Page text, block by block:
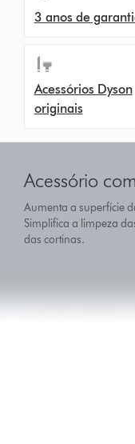
3 anos de
Acessórios Dyson
originais
Acessório
Aumenta a superfície
Simplifica a limpeza
das cortinas.